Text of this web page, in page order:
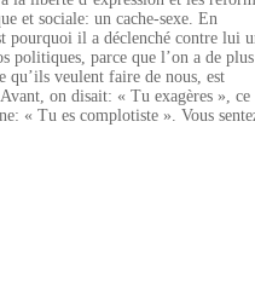
et sociale: un cache-sexe. En
pourquoi il a déclenché contre lui
politiques, parce que l’on a de plus
qu’ils veulent faire de nous, est
on disait: « Tu exagères », ce
« Tu es complotiste ». Vous